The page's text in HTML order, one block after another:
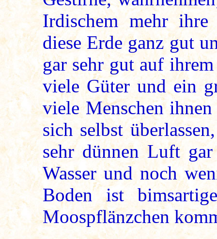
Irdischem mehr
diese Erde ganz gut
gar sehr gut auf
viele Güter und ein
viele Menschen
sich selbst
sehr dünnen Luft
Wasser und noch
Boden ist
Moospflänzchen